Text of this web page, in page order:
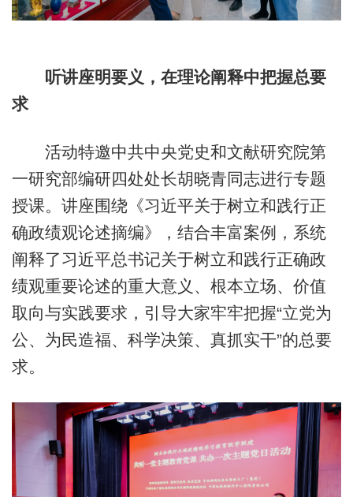
听讲座明要义，在理论阐释中把握总要
求
活动特邀中共中央党史和文献研究院第
一研究部编研四处处长胡晓青同志进行专题
授课。讲座围绕《习近平关于树立和践行正
确政绩观论述摘编》，结合丰富案例，系统
阐释了习近平总书记关于树立和践行正确政
绩观重要论述的重大意义、根本立场、价值
取向与实践要求，引导大家牢牢把握“立党为
公、为民造福、科学决策、真抓实干”的总要
求。